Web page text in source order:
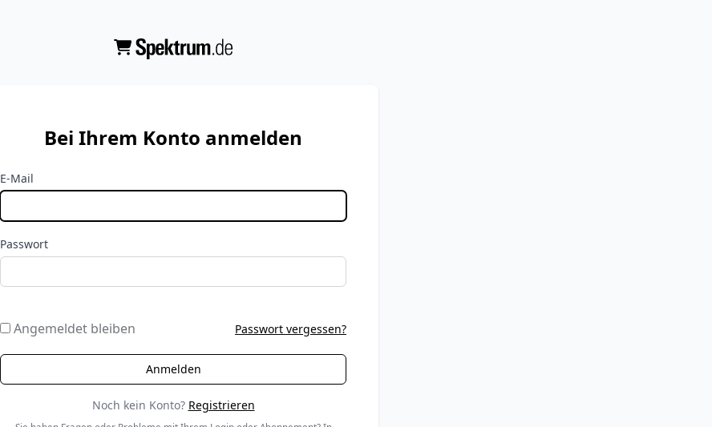
Bei Ihrem Konto anmelden
E-Mail
Passwort
Angemeldet bleiben Passwort vergessen?
Noch kein Konto? Registrieren